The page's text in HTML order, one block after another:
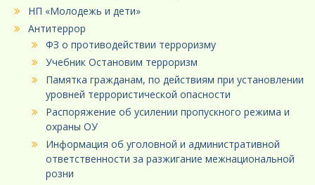
НП «Молодежь и дети»
Антитеррор
ФЗ о противодействии терроризму
Учебник Остановим терроризм
Памятка гражданам, по действиям при установлении
уровней террористической опасности
Распоряжение об усилении пропускного режима и
охраны ОУ
Информация об уголовной и административной
ответственности за разжигание межнациональной
розни